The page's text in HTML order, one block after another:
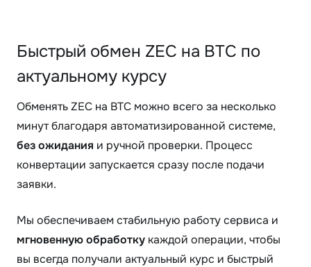
Быстрый обмен ZEC на BTC по
актуальному курсу
Обменять ZEC на BTC можно всего за несколько
минут благодаря автоматизированной системе,
без ожидания и ручной проверки. Процесс
конвертации запускается сразу после подачи
заявки.
Мы обеспечиваем стабильную работу сервиса и
мгновенную обработку каждой операции, чтобы
вы всегда получали актуальный курс и быстрый